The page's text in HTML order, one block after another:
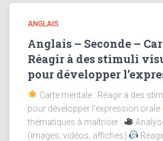
ANGLAIS
Anglais – Seconde –
Réagir à des stimuli
pour développer
Carte mentale : Réagir à des
pour développer l’expression orale
thématiques à maîtriser :
(images, vidéos, affiches)